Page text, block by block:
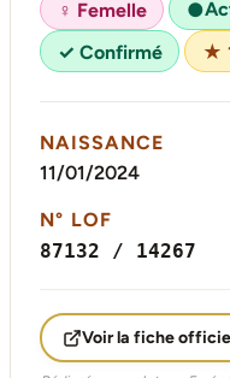
♀ Femelle ●
✓ Confirmé
★
NAISSANCE
11/01/2024
N° LOF
87132 / 14267
Voir la fiche